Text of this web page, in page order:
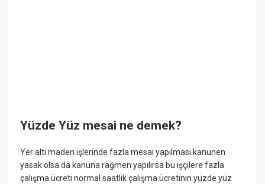
Yüzde Yüz mesai ne demek?
Yer altı maden işlerinde fazla mesai yapılması kanunen
yasak olsa da kanuna rağmen yapılırsa bu işçilere fazla
çalışma ücreti normal saatlik çalışma ücretinin yüzde yüz